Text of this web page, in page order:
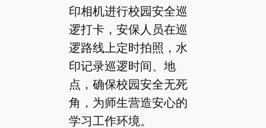
印相机进行校园安全巡
逻打卡，安保人员在巡
逻路线上定时拍照，水
印记录巡逻时间、地
点，确保校园安全无死
角，为师生营造安心的
学习工作环境。